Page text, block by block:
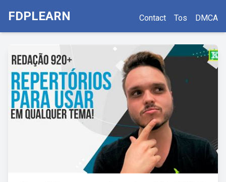
FDPLEARN Contact Tos DMCA